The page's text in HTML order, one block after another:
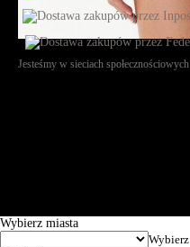
Jesteśmy w sieciach społecznościowych
Wybierz miasta